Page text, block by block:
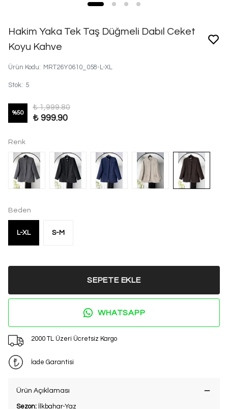
Hakim Yaka Tek Taş Düğmeli Dabıl Ceket
Koyu Kahve
Ürün Kodu: MRT26Y0610_058-L-XL
Stok: 5
%50
₺ 1,999.80
₺ 999.90
Renk
Beden
L-XL S-M
SEPETE EKLE
WHATSAPP
2000 TL Üzeri Ücretsiz Kargo
İade Garantisi
Ürün Açıklaması
Sezon: İlkbahar-Yaz